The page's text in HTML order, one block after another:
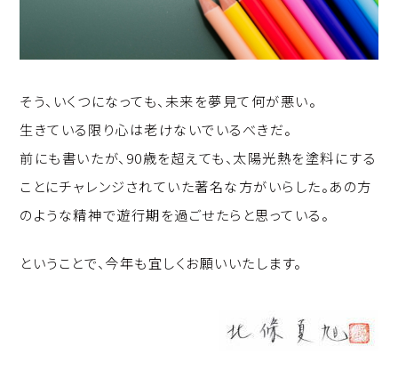
そう、いくつになっても、未来を夢見て何が悪い。
生きている限り心は老けないでいるべきだ。
前にも書いたが、90歳を超えても、太陽光熱を塗料にする
ことにチャレンジされていた著名な方がいらした。あの方
のような精神で遊行期を過ごせたらと思っている。
ということで、今年も宜しくお願いいたします。